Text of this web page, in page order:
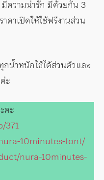
ความน่ารัก มีด้วยกัน 3
ดาเปิดให้ใช้ฟรีงานส่วน
น้ำหนักใช้ได้ส่วนตัวและ
ะ
คะ
371
10minutes-font/
nura-10minutes-